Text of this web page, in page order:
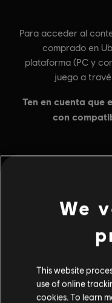
Large
We
This website
use of online
cookies. To learn